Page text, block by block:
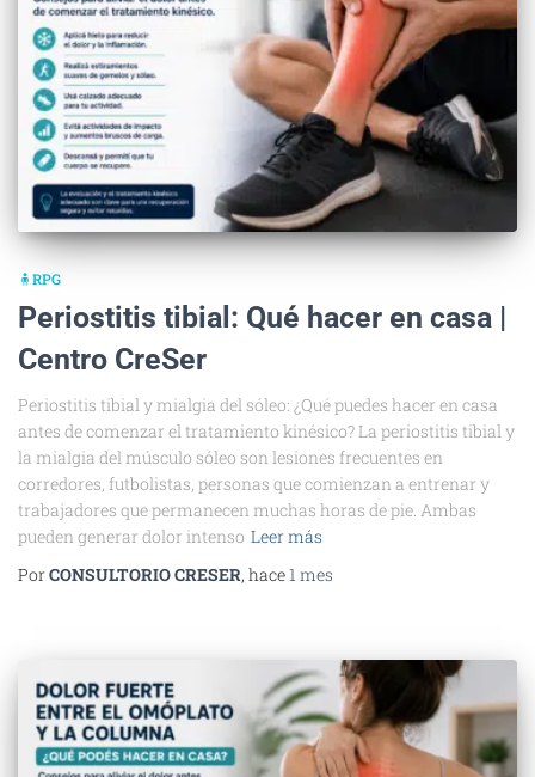
🧍RPG
Periostitis tibial: Qué hacer en casa |
Centro CreSer
Periostitis tibial y mialgia del sóleo: ¿Qué puedes hacer en casa
antes de comenzar el tratamiento kinésico? La periostitis tibial y
la mialgia del músculo sóleo son lesiones frecuentes en
corredores, futbolistas, personas que comienzan a entrenar y
trabajadores que permanecen muchas horas de pie. Ambas
pueden generar dolor intenso Leer más
PorCONSULTORIO CRESER, hace1 mes